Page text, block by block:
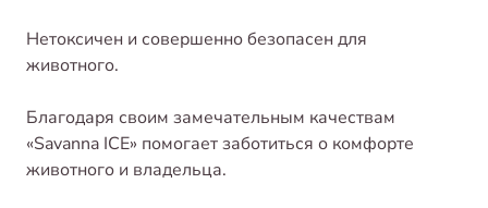
Нетоксичен и совершенно безопасен для
животного.
Благодаря своим замечательным качествам
«Savanna ICE» помогает заботиться о комфорте
животного и владельца.